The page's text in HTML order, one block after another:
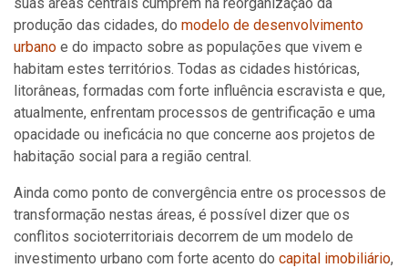
produção das cidades, do modelo de desenvolvimento
urbano e do impacto sobre as populações que vivem e
habitam estes territórios. Todas as cidades históricas,
litorâneas, formadas com forte influência escravista e que,
atualmente, enfrentam processos de gentrificação e uma
opacidade ou ineficácia no que concerne aos projetos de
habitação social para a região central.
Ainda como ponto de convergência entre os processos de
transformação nestas áreas, é possível dizer que os
conflitos socioterritoriais decorrem de um modelo de
investimento urbano com forte acento do capital imobiliário,